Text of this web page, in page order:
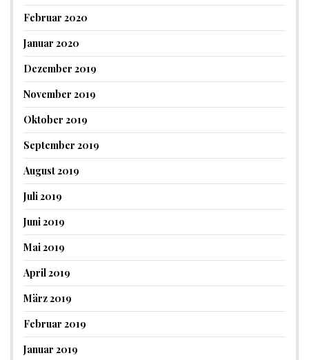
Februar 2020
Januar 2020
Dezember 2019
November 2019
Oktober 2019
September 2019
August 2019
Juli 2019
Juni 2019
Mai 2019
April 2019
März 2019
Februar 2019
Januar 2019